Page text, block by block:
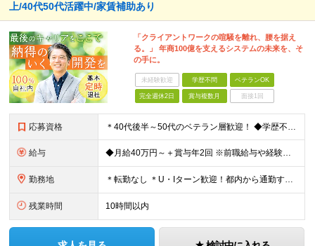
上/40代50代活躍中/家賃補助あり
「クライアントワークの喧騒を離れ、腰を据え
る。」 年商100億を支えるシステムの未来を、そ
の手に。
未経験歓迎 学歴不問 ベテランOK
完全週休2日 賞与複数月 面接1回
応募資格 ＊40代後半～50代のベテラン層歓迎！ ◆学歴不問 ◆下記いずれかの経験をお持ちの方 ・システム開発（Web、オープン系、または基幹システムなど）の設計・開発経験（目安：3年以上）をお持ちの方 ・外
給与 ◆月給40万円～＋賞与年2回 ※前職給与や経験を最大限考慮し決定します。 ※残業手当100％支給 ※試用期間3ヶ月あり（給与・待遇に変更なし）
勤務地 ＊転勤なし ＊U・Iターン歓迎！都内から通勤する社員も多数在籍しています ◆千葉県浦安市北栄4丁目9−1 ※(変更の範囲)上記を除く当社関連勤務地
残業時間 10時間以内